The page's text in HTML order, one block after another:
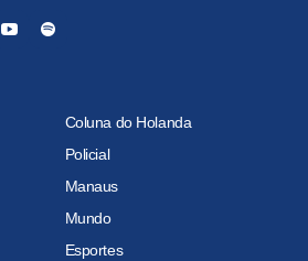
Coluna do Holanda
Policial
Manaus
Mundo
Esportes